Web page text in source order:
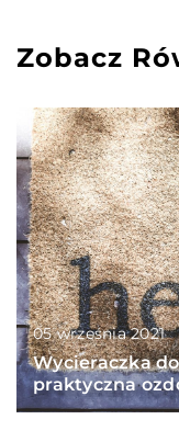
Zobacz
05 września 2021
Wycieraczka
praktyczna